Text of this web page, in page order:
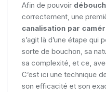
Afin de pouvoir
correctement, une
canalisation par
s’agit là d’une étape
sorte de bouchon, sa
sa complexité, et ce,
C’est ici une technique
son efficacité et son